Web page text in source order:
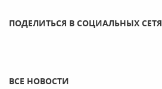
ПОДЕЛИТЬСЯ В СОЦИАЛЬНЫХ
ВСЕ НОВОСТИ